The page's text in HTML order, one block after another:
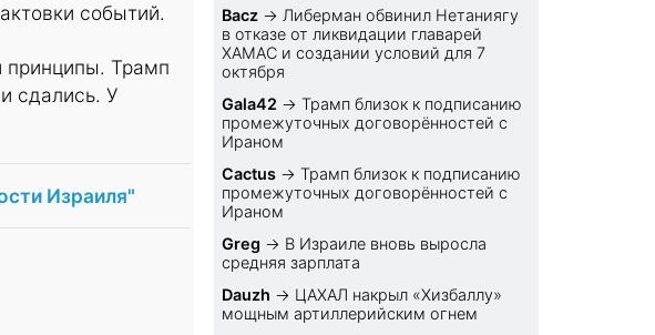
событий.
принципы. Трамп
сдались. У
Израиля"
Bacz → Либерман обвинил Нетаниягу
в отказе от ликвидации главарей
ХАМАС и создании условий для 7
октября
Gala42 →Трамп близок к подписанию
промежуточных договорённостей с
Ираном
Cactus →Трамп близок к подписанию
промежуточных договорённостей с
Ираном
Greg → В Израиле вновь выросла
средняя зарплата
Dauzh → ЦАХАЛ накрыл «Хизбаллу»
мощным артиллерийским огнем